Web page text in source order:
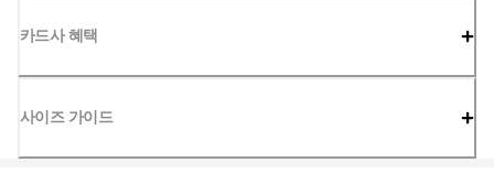
카드사 혜택
사이즈 가이드